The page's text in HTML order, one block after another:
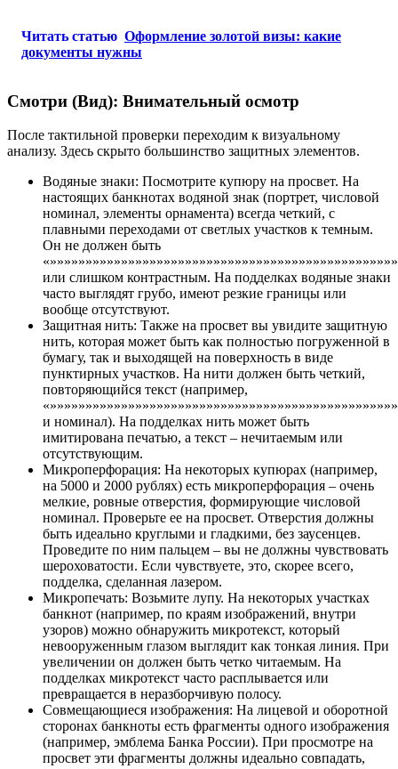
Читать статью Оформление золотой визы: какие
документы нужны
Смотри (Вид): Внимательный осмотр
После тактильной проверки переходим к визуальному
анализу. Здесь скрыто большинство защитных элементов.
Водяные знаки: Посмотрите купюру на просвет. На
настоящих банкнотах водяной знак (портрет, числовой
номинал, элементы орнамента) всегда четкий, с
плавными переходами от светлых участков к темным.
Он не должен быть
или слишком контрастным. На подделках водяные знаки
часто выглядят грубо, имеют резкие границы или
вообще отсутствуют.
Защитная нить: Также на просвет вы увидите защитную
нить, которая может быть как полностью погруженной в
бумагу, так и выходящей на поверхность в виде
пунктирных участков. На нити должен быть четкий,
повторяющийся текст (например,
и номинал). На подделках нить может быть
имитирована печатью, а текст – нечитаемым или
отсутствующим.
Микроперфорация: На некоторых купюрах (например,
на 5000 и 2000 рублях) есть микроперфорация – очень
мелкие, ровные отверстия, формирующие числовой
номинал. Проверьте ее на просвет. Отверстия должны
быть идеально круглыми и гладкими, без заусенцев.
Проведите по ним пальцем – вы не должны чувствовать
шероховатости. Если чувствуете, это, скорее всего,
подделка, сделанная лазером.
Микропечать: Возьмите лупу. На некоторых участках
банкнот (например, по краям изображений, внутри
узоров) можно обнаружить микротекст, который
невооруженным глазом выглядит как тонкая линия. При
увеличении он должен быть четко читаемым. На
подделках микротекст часто расплывается или
превращается в неразборчивую полосу.
Совмещающиеся изображения: На лицевой и оборотной
сторонах банкноты есть фрагменты одного изображения
(например, эмблема Банка России). При просмотре на
просвет эти фрагменты должны идеально совпадать,